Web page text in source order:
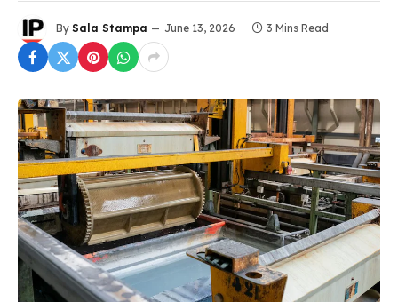
By Sala Stampa June 13, 2026 3 Mins Read